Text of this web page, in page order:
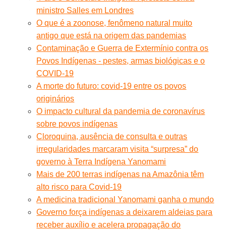
ministro Salles em Londres
O que é a zoonose, fenômeno natural muito
antigo que está na origem das pandemias
Contaminação e Guerra de Extermínio contra os
Povos Indígenas - pestes, armas biológicas e o
COVID-19
A morte do futuro: covid-19 entre os povos
originários
O impacto cultural da pandemia de coronavírus
sobre povos indígenas
Cloroquina, ausência de consulta e outras
irregularidades marcaram visita “surpresa” do
governo à Terra Indígena Yanomami
Mais de 200 terras indígenas na Amazônia têm
alto risco para Covid-19
A medicina tradicional Yanomami ganha o mundo
Governo força indígenas a deixarem aldeias para
receber auxílio e acelera propagação do